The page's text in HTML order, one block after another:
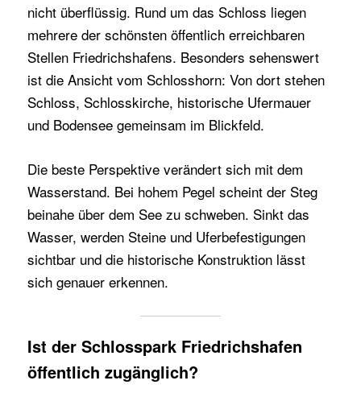
nicht überflüssig. Rund um das Schloss liegen
mehrere der schönsten öffentlich erreichbaren
Stellen Friedrichshafens. Besonders sehenswert
ist die Ansicht vom Schlosshorn: Von dort stehen
Schloss, Schlosskirche, historische Ufermauer
und Bodensee gemeinsam im Blickfeld.
Die beste Perspektive verändert sich mit dem
Wasserstand. Bei hohem Pegel scheint der Steg
beinahe über dem See zu schweben. Sinkt das
Wasser, werden Steine und Uferbefestigungen
sichtbar und die historische Konstruktion lässt
sich genauer erkennen.
Ist der Schlosspark Friedrichshafen
öffentlich zugänglich?